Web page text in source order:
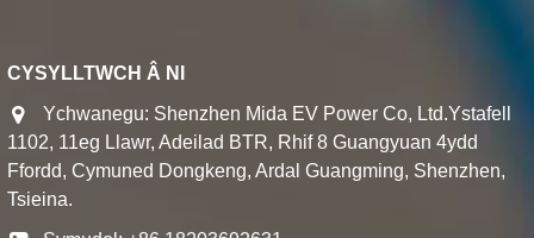
CYSYLLTWCH Â NI
Ychwanegu: Shenzhen Mida EV Power Co, Ltd.Ystafell
1102, 11eg Llawr, Adeilad BTR, Rhif 8 Guangyuan 4ydd
Ffordd, Cymuned Dongkeng, Ardal Guangming, Shenzhen,
Tsieina.